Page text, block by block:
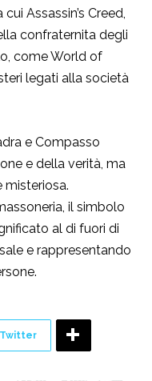
Assassin’s Creed,
confraternita degli
come World of
legati alla società
e Compasso
e della verità, ma
misteriosa.
il simbolo
al di fuori di
e rappresentando
Twitter